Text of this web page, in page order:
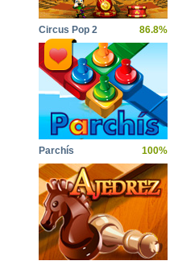
Circus Pop 2 86.8%
Parchís 100%